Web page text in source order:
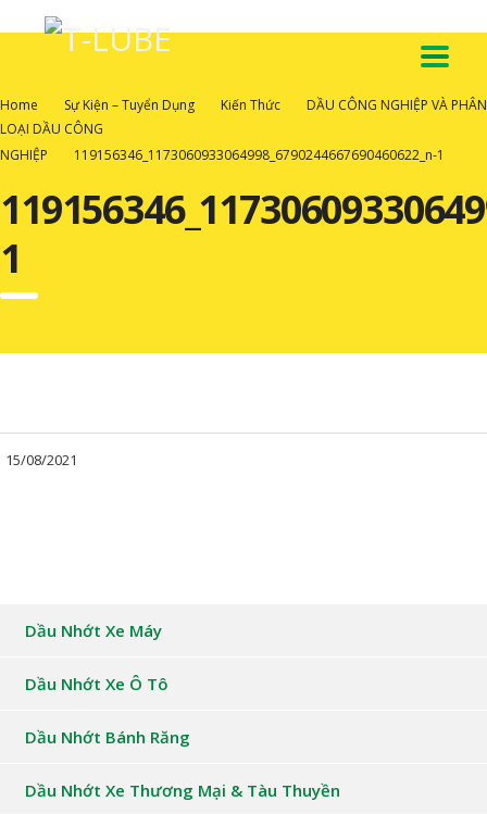
Home Sự Kiện – Tuyển Dụng Kiến Thức
DẦU CÔNG NGHIỆP VÀ PHÂN
LOẠI DẦU CÔNG
NGHIỆP
119156346_1173060933064998_6790244667690460622_n-1
1
15/08/2021
Dầu Nhớt Xe Máy
Dầu Nhớt Xe Ô Tô
Dầu Nhớt Bánh Răng
Dầu Nhớt Xe Thương Mại & Tàu Thuyền